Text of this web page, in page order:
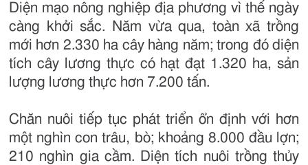
Diện mạo nông nghiệp địa phương vì thế ngày
càng khởi sắc. Năm vừa qua, toàn xã trồng
mới hơn 2.330 ha cây hàng năm; trong đó diện
tích cây lương thực có hạt đạt 1.320 ha, sản
lượng lương thực hơn 7.200 tấn.
Chăn nuôi tiếp tục phát triển ổn định với hơn
một nghìn con trâu, bò; khoảng 8.000 đầu lợn;
210 nghìn gia cầm. Diện tích nuôi trồng thủy